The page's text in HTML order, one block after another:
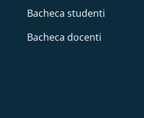
Bacheca studenti
Bacheca docenti